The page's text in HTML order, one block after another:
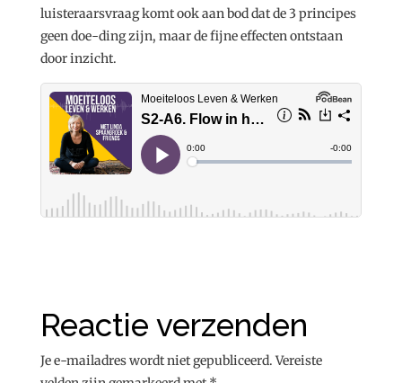
luisteraarsvraag komt ook aan bod dat de 3 principes
geen doe-ding zijn, maar de fijne effecten ontstaan
door inzicht.
Reactie verzenden
Je e-mailadres wordt niet gepubliceerd. Vereiste